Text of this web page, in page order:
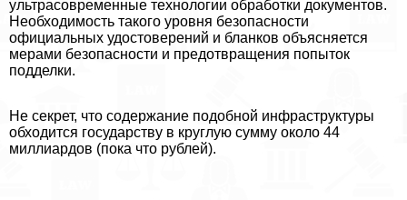
ультрасовременные технологии обработки документов.
Необходимость такого уровня безопасности
официальных удостоверений и бланков объясняется
мерами безопасности и предотвращения попыток
подделки.
Не секрет, что содержание подобной инфраструктуры
обходится государству в круглую сумму около 44
миллиардов (пока что рублей).